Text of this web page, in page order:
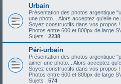
Urbain
Présentation des photos argentique
une photo... Alors acceptez qu'elle
Soyez constructifs dans vos propos !
Photos entre 600 et 800px de large
Sujets : 2238
Péri-urbain
Présentation des photos argentique
aimer une photo... Alors acceptez
Soyez constructifs dans vos propos !
Photos entre 600 et 800px de large
Sujets : 574